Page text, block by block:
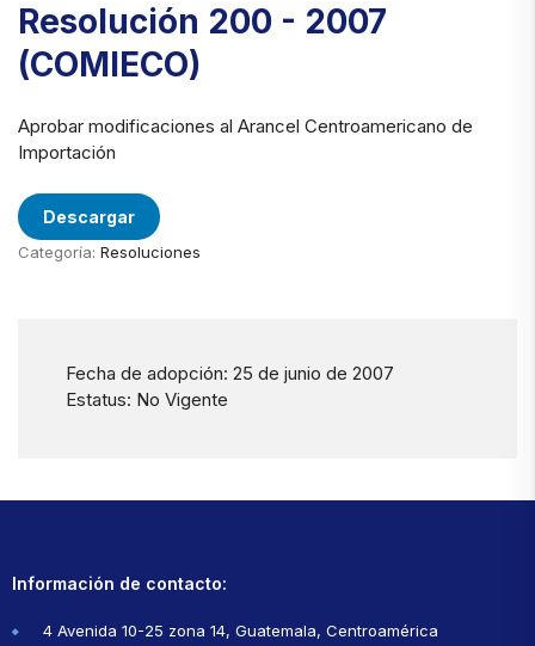
Resolución 200 - 2007
(COMIECO)
Aprobar modificaciones al Arancel Centroamericano de
Importación
Descargar
Categoría: Resoluciones
Fecha de adopción: 25 de junio de 2007
Estatus: No Vigente
Información de contacto:
4 Avenida 10-25 zona 14, Guatemala, Centroamérica